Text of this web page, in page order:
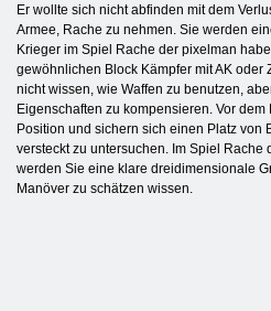
Er wollte sich nicht abfinden mit dem
Armee, Rache zu nehmen. Sie werden
Krieger im Spiel Rache der pixelman
gewöhnlichen Block Kämpfer mit AK oder
nicht wissen, wie Waffen zu benutzen,
Eigenschaften zu kompensieren. Vor
Position und sichern sich einen Platz von
versteckt zu untersuchen. Im Spiel Rache
werden Sie eine klare dreidimensionale
Manöver zu schätzen wissen.